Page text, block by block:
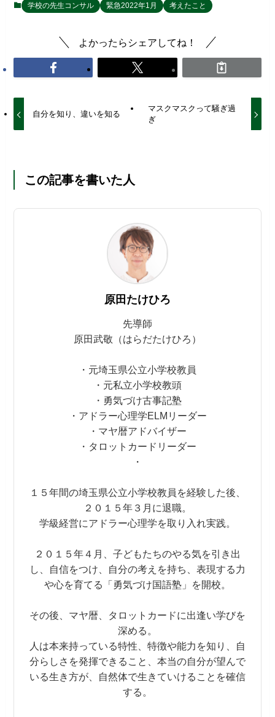
学校の先生コンサル 緊急2022年1月 考えたこと
よかったらシェアしてね！
自分を知り、違いを知る
マスクマスクって騒ぎ過
ぎ
この記事を書いた人
原田たけひろ
先導師
原田武敬（はらだたけひろ）
・元埼玉県公立小学校教員
・元私立小学校教頭
・勇気づけ古事記塾
・アドラー心理学ELMリーダー
・マヤ暦アドバイザー
・タロットカードリーダー
・
１５年間の埼玉県公立小学校教員を経験した後、
２０１５年３月に退職。
学級経営にアドラー心理学を取り入れ実践。
２０１５年４月、子どもたちのやる気を引き出
し、自信をつけ、自分の考えを持ち、表現する力
や心を育てる「勇気づけ国語塾」を開校。
その後、マヤ暦、タロットカードに出逢い学びを
深める。
人は本来持っている特性、特徴や能力を知り、自
分らしさを発揮できること、本当の自分が望んで
いる生き方が、自然体で生きていけることを確信
する。